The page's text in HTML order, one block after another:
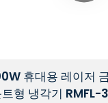
속 가공기용 랙
3000